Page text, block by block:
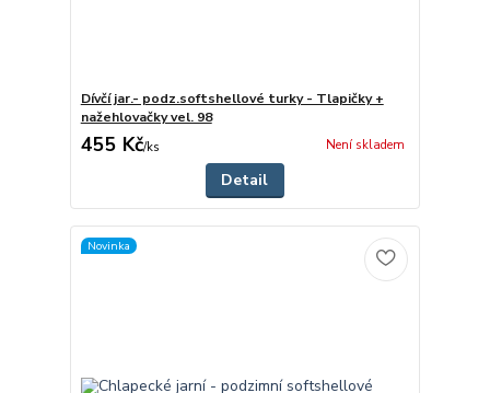
Dívčí jar.- podz.softshellové turky - Tlapičky +
nažehlovačky vel. 98
455 Kč/ks Není skladem
Detail
Novinka